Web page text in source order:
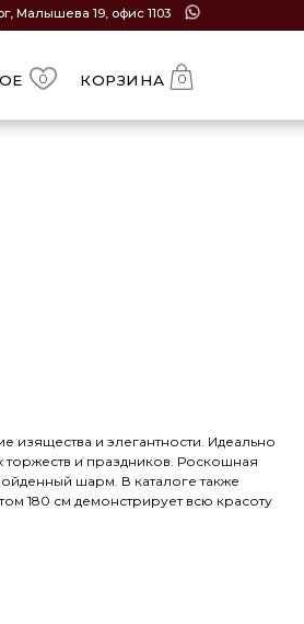
0
и элегантности. Идеально
торжеств и праздников. Роскошная
шарм. В каталоге также
180 см демонстрирует всю красоту